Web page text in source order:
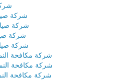
شركة
شركة
شركة
شركة
شركة مكافحة
شركة مكافحة
شركة مكافحة